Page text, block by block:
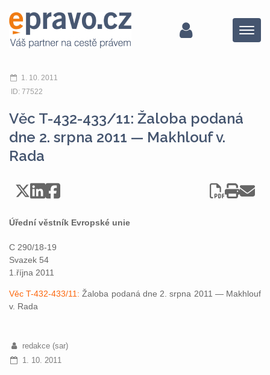
Menu
1. 10. 2011
ID: 77522
Věc T-432-433/11: Žaloba podaná
dne 2. srpna 2011 — Makhlouf v.
Rada
Úřední věstník Evropské unie
C 290/18-19
Svazek 54
1.října 2011
Věc T-432-433/11: Žaloba podaná dne 2. srpna 2011 — Makhlouf
v. Rada
redakce (sar)
1. 10. 2011